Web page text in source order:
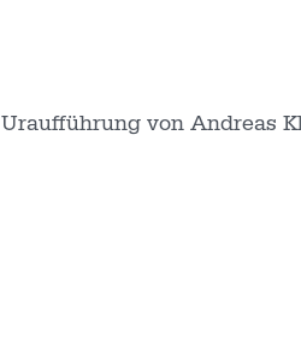
Uraufführung von Andreas